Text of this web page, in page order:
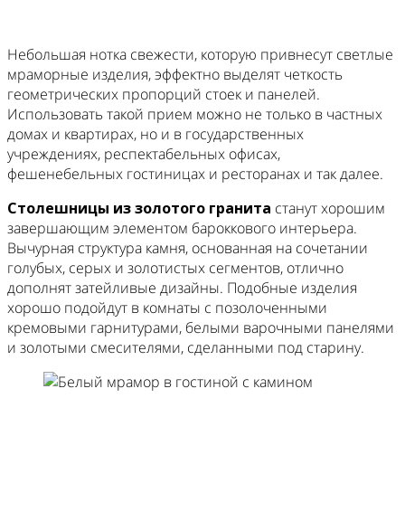
Небольшая нотка свежести, которую привнесут светлые
мраморные изделия, эффектно выделят четкость
геометрических пропорций стоек и панелей.
Использовать такой прием можно не только в частных
домах и квартирах, но и в государственных
учреждениях, респектабельных офисах,
фешенебельных гостиницах и ресторанах и так далее.
Столешницы из золотого гранита станут хорошим
завершающим элементом бароккового интерьера.
Вычурная структура камня, основанная на сочетании
голубых, серых и золотистых сегментов, отлично
дополнят затейливые дизайны. Подобные изделия
хорошо подойдут в комнаты с позолоченными
кремовыми гарнитурами, белыми варочными панелями
и золотыми смесителями, сделанными под старину.